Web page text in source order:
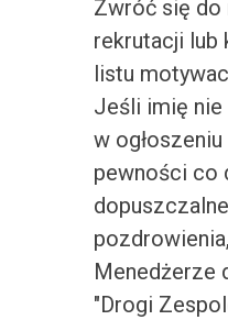
Zwróć się do
rekrutacji lub
listu
Jeśli imię nie
w
pewności co
Menedżerze
"Drogi